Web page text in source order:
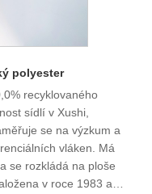
polyester
recyklovaného
sídlí v Xushi,
se na výzkum a
vláken. Má
se rozkládá na ploše
v roce 1983 a je